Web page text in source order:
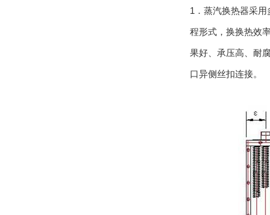
1．蒸汽换热器采
程形式，换换热效
果好、承压高、耐
口异侧丝扣连接。